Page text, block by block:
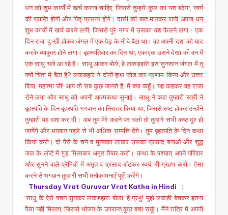
धन को शुभ कार्यों में खर्च करना चाहिए, जिससे तुम्हारे कुल का यश बढ़ेगा, स्वर्ग
की प्राप्ति होगी और पितृ प्रसन्न होंगे। दासी की बात मानकर रानी अपना धन
शुभ कार्यों में खर्च करने लगी, जिससे पूरे नगर में उसका यश फैलने लगा। एक
दिन राजा दुःखी होकर जंगल में एक पेड़ के नीचे बैठा था। वह अपनी दशा को याद
करके व्याकुल होने लगा। बृहस्पतिवार का दिन था, एकाएक उसने देखा की वन में
एक साधु चले आ रहे है। साधु आकर बोले, हे लकड़हारे! इस सुनसान जंगल में तू
क्यों चिंता में बैठा है? लकड़हारे ने दोनों हाथ जोड़ कर प्रणाम किया और उत्तर
दिया, महात्मा जी! आप तो सब कुछ जानते हैं, मैं क्या कहूँ। यह कहकर वह राजा
रोने लगा और साधु को अपनी आत्मकथा सुनाई। साधु ने कहा तुम्हारी स्त्री ने
बृहस्पति के दिन बृहस्पति भगवान का निरादर किया था, जिससे रुष्ट होकर उन्होंने
तुम्हारी यह दशा कर दी। अब तुम मेरे कहने पर चलो तो तुम्हारे सभी कष्ट दूर हो
जायेंगे और भगवान पहले से भी अधिक सम्पत्ति देंगे। तुम बृहस्पति के दिन कथा
किया करो। दो पैसे के चने व मुनक्का लाकर उसका प्रसाद बनाओ और शुद्ध
जल के लोटे में गुड़ मिलाकर अमृत तैयार करो। कथा के पश्चात् अपने परिवार
और सुनने वाले प्रेमियों में अमृत व प्रसाद बाँटकर स्वयं भी ग्रहण करो। ऐसा
करने से भगवान तुम्हारी सभी मनोकामनाएँ पूरी करेंगे।
Thursday Vrat Guruvar Vrat Katha in Hindi
:
साधु के ऐसे वचन सुनकर लकड़हारा बोला, हे प्रभु! मुझे लकड़ी बेचकर इतना
पैसा नहीं मिलता, जिससे भोजन के उपरान्त कुछ बचा सकूं। मैंने रात्रि में अपनी